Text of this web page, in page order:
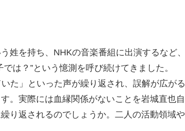
姓を持ち、NHKの音楽番組に出演するなど、
は？”という憶測を呼び続けてきました。
た」といった声が繰り返され、誤解が広がる
。実際には血縁関係がないことを岩城直也自
り返されるのでしょうか。二人の活動領域や